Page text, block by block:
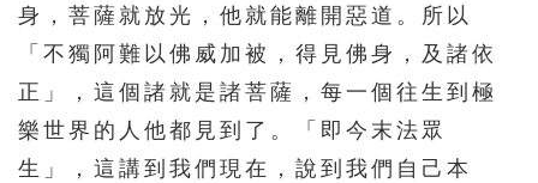
身，菩薩就放光，他就能離開惡道。所以
「不獨阿難以佛威加被，得見佛身，及諸依
正」，這個諸就是諸菩薩，每一個往生到極
樂世界的人他都見到了。「即今末法眾
生」，這講到我們現在，說到我們自己本